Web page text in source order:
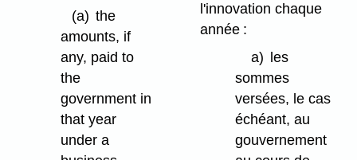
(a) the
amounts, if
any, paid to
the
government in
that year
under a
l'innovation chaque
année :
a) les
sommes
versées, le cas
échéant, au
gouvernement